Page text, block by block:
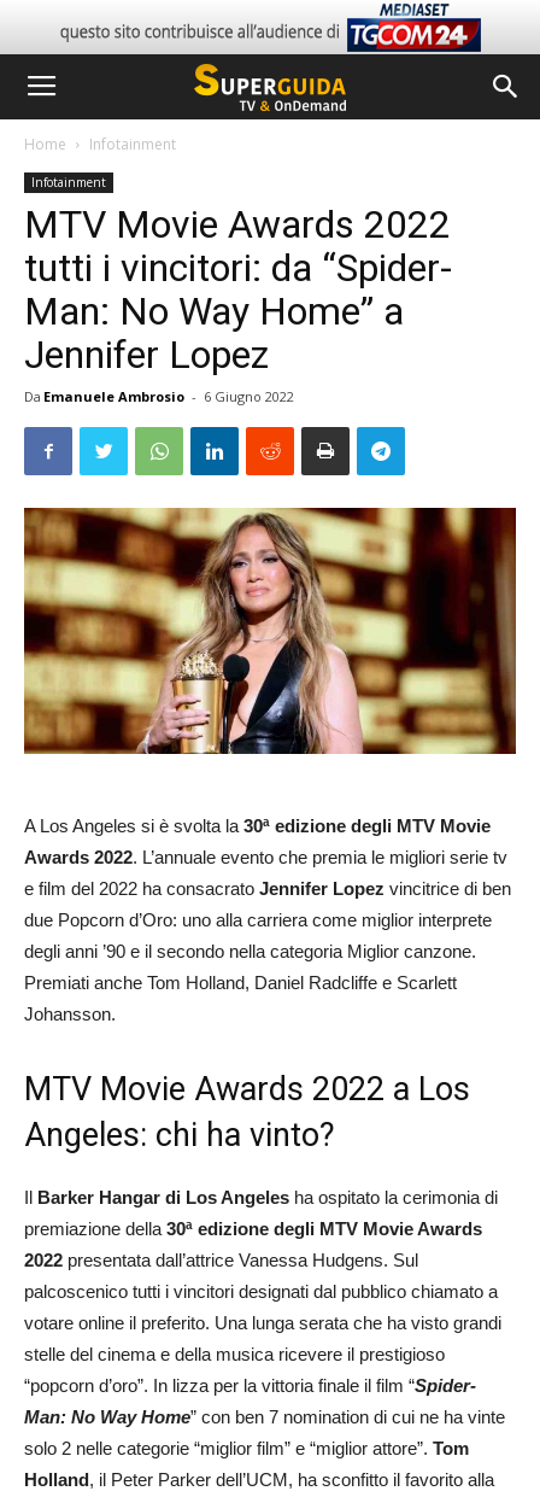
Home Infotainment
Infotainment
MTV Movie Awards 2022
tutti i vincitori: da “Spider-
Man: No Way Home” a
Jennifer Lopez
Da Emanuele Ambrosio - 6 Giugno 2022
A Los Angeles si è svolta la 30ª edizione degli MTV Movie
Awards 2022. L’annuale evento che premia le migliori serie tv
e film del 2022 ha consacrato Jennifer Lopez vincitrice di ben
due Popcorn d’Oro: uno alla carriera come miglior interprete
degli anni ’90 e il secondo nella categoria Miglior canzone.
Premiati anche Tom Holland, Daniel Radcliffe e Scarlett
Johansson.
MTV Movie Awards 2022 a Los
Angeles: chi ha vinto?
Il Barker Hangar di Los Angeles ha ospitato la cerimonia di
premiazione della 30ª edizione degli MTV Movie Awards
2022 presentata dall’attrice Vanessa Hudgens. Sul
palcoscenico tutti i vincitori designati dal pubblico chiamato a
votare online il preferito. Una lunga serata che ha visto grandi
stelle del cinema e della musica ricevere il prestigioso
“popcorn d’oro”. In lizza per la vittoria finale il film “Spider-
Man: No Way Home” con ben 7 nomination di cui ne ha vinte
solo 2 nelle categorie “miglior film” e “miglior attore”. Tom
Holland, il Peter Parker dell’UCM, ha sconfitto il favorito alla